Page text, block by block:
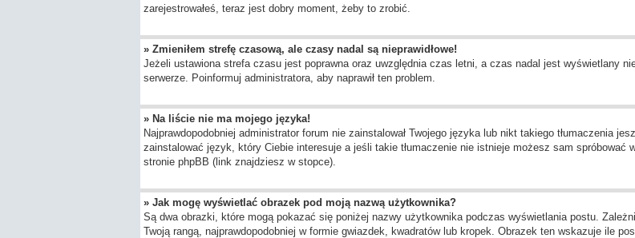
zarejestrowałeś, teraz jest dobry moment, żeby to zrobić.
» Zmieniłem strefę czasową, ale czasy nadal są nieprawidłowe!
Jeżeli ustawiona strefa czasu jest poprawna oraz uwzględnia czas letni, a czas nadal jest wyświetlany
serwerze. Poinformuj administratora, aby naprawił ten problem.
» Na liście nie ma mojego języka!
Najprawdopodobniej administrator forum nie zainstalował Twojego języka lub nikt takiego tłumaczenia
zainstalować język, który Ciebie interesuje a jeśli takie tłumaczenie nie istnieje możesz sam spróbować
stronie phpBB (link znajdziesz w stopce).
» Jak mogę wyświetlać obrazek pod moją nazwą użytkownika?
Są dwa obrazki, które mogą pokazać się poniżej nazwy użytkownika podczas wyświetlania postu.
Twoją rangą, najprawdopodobniej w formie gwiazdek, kwadratów lub kropek. Obrazek ten wskazuje ile